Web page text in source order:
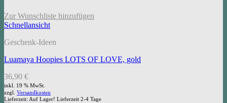
Zur Wunschliste hinzufügen
Schnellansicht
Geschenk-Ideen
Luamaya Hoopies LOTS OF LOVE, gold
36,90 €
inkl. 19 % MwSt.
zzgl. Versandkosten
Lieferzeit: Auf Lager! Lieferzeit 2-4 Tage